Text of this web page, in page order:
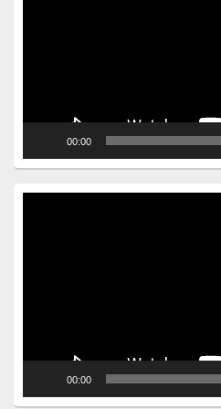
00:00
00:00